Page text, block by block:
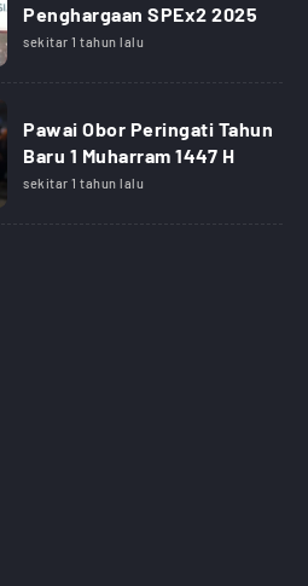
Penghargaan SPEx2 2025
sekitar 1 tahun lalu
Pawai Obor Peringati Tahun
Baru 1 Muharram 1447 H
sekitar 1 tahun lalu